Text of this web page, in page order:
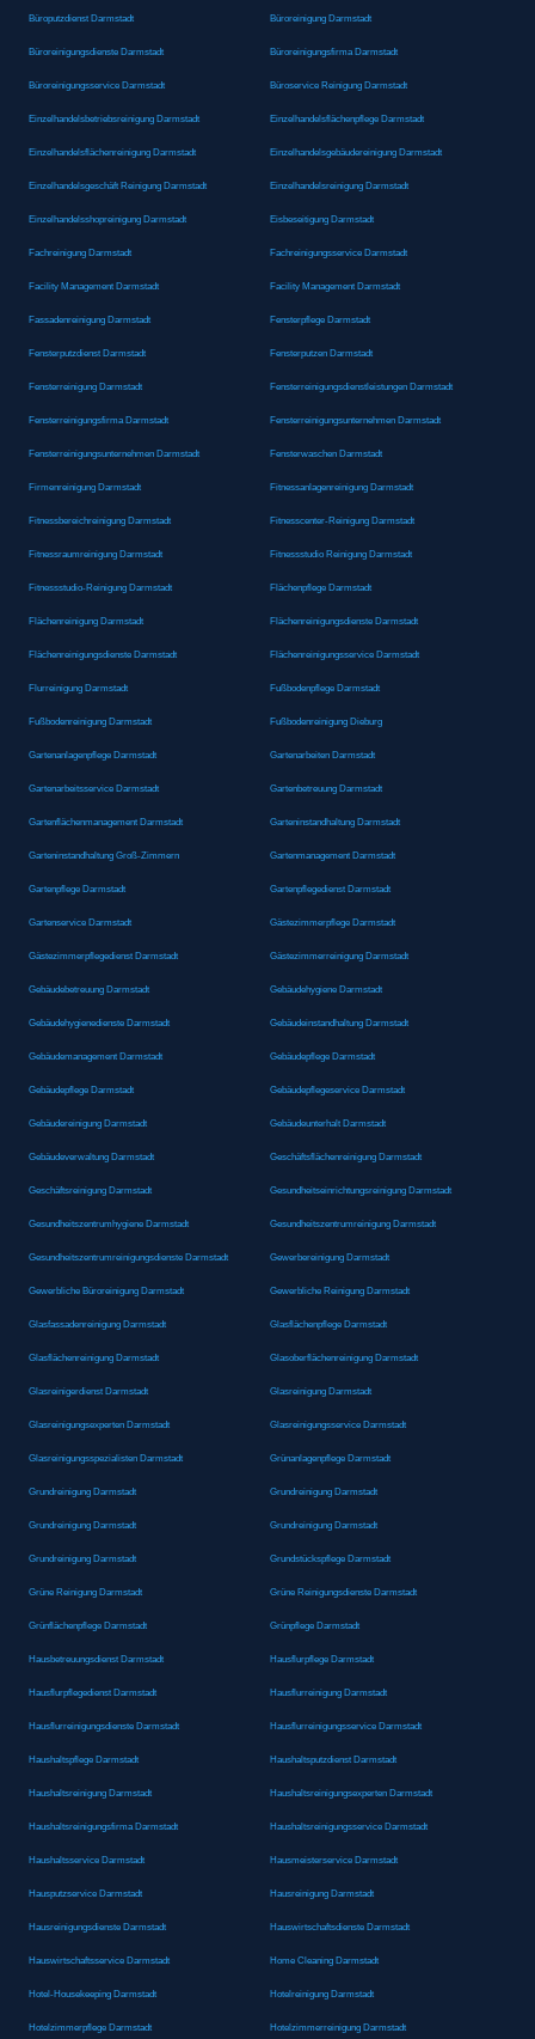
Büroputzdienst Darmstadt Büroreinigung Darmstadt
Büroreinigungsdienste Darmstadt Büroreinigungsfirma Darmstadt
Büroreinigungsservice Darmstadt Büroservice Reinigung Darmstadt
Einzelhandelsbetriebsreinigung Darmstadt Einzelhandelsflächenpflege Darmstadt
Einzelhandelsflächenreinigung Darmstadt Einzelhandelsgebäudereinigung Darmstadt
Einzelhandelsgeschäft Reinigung Darmstadt Einzelhandelsreinigung Darmstadt
Einzelhandelsshopreinigung Darmstadt Eisbeseitigung Darmstadt
Fachreinigung Darmstadt Fachreinigungsservice Darmstadt
Facility Management Darmstadt Facility Management Darmstadt
Fassadenreinigung Darmstadt Fensterpflege Darmstadt
Fensterputzdienst Darmstadt Fensterputzen Darmstadt
Fensterreinigung Darmstadt Fensterreinigungsdienstleistungen Darmstadt
Fensterreinigungsfirma Darmstadt Fensterreinigungsunternehmen Darmstadt
Fensterreinigungsunternehmen Darmstadt Fensterwaschen Darmstadt
Firmenreinigung Darmstadt Fitnessanlagenreinigung Darmstadt
Fitnessbereichreinigung Darmstadt Fitnesscenter-Reinigung Darmstadt
Fitnessraumreinigung Darmstadt Fitnessstudio Reinigung Darmstadt
Fitnessstudio-Reinigung Darmstadt Flächenpflege Darmstadt
Flächenreinigung Darmstadt Flächenreinigungsdienste Darmstadt
Flächenreinigungsdienste Darmstadt Flächenreinigungsservice Darmstadt
Flurreinigung Darmstadt Fußbodenpflege Darmstadt
Fußbodenreinigung Darmstadt Fußbodenreinigung Dieburg
Gartenanlagenpflege Darmstadt Gartenarbeiten Darmstadt
Gartenarbeitsservice Darmstadt Gartenbetreuung Darmstadt
Gartenflächenmanagement Darmstadt Garteninstandhaltung Darmstadt
Garteninstandhaltung Groß-Zimmern Gartenmanagement Darmstadt
Gartenpflege Darmstadt Gartenpflegedienst Darmstadt
Gartenservice Darmstadt Gästezimmerpflege Darmstadt
Gästezimmerpflegedienst Darmstadt Gästezimmerreinigung Darmstadt
Gebäudebetreuung Darmstadt Gebäudehygiene Darmstadt
Gebäudehygienedienste Darmstadt Gebäudeinstandhaltung Darmstadt
Gebäudemanagement Darmstadt Gebäudepflege Darmstadt
Gebäudepflege Darmstadt Gebäudepflegeservice Darmstadt
Gebäudereinigung Darmstadt Gebäudeunterhalt Darmstadt
Gebäudeverwaltung Darmstadt Geschäftsflächenreinigung Darmstadt
Geschäftsreinigung Darmstadt Gesundheitseinrichtungsreinigung Darmstadt
Gesundheitszentrumhygiene Darmstadt Gesundheitszentrumreinigung Darmstadt
Gesundheitszentrumreinigungsdienste Darmstadt Gewerbereinigung Darmstadt
Gewerbliche Büroreinigung Darmstadt Gewerbliche Reinigung Darmstadt
Glasfassadenreinigung Darmstadt Glasflächenpflege Darmstadt
Glasflächenreinigung Darmstadt Glasoberflächenreinigung Darmstadt
Glasreinigerdienst Darmstadt Glasreinigung Darmstadt
Glasreinigungsexperten Darmstadt Glasreinigungsservice Darmstadt
Glasreinigungsspezialisten Darmstadt Grünanlagenpflege Darmstadt
Grundreinigung Darmstadt Grundreinigung Darmstadt
Grundreinigung Darmstadt Grundreinigung Darmstadt
Grundreinigung Darmstadt Grundstückspflege Darmstadt
Grüne Reinigung Darmstadt Grüne Reinigungsdienste Darmstadt
Grünflächenpflege Darmstadt Grünpflege Darmstadt
Hausbetreuungsdienst Darmstadt Hausflurpflege Darmstadt
Hausflurpflegedienst Darmstadt Hausflurreinigung Darmstadt
Hausflurreinigungsdienste Darmstadt Hausflurreinigungsservice Darmstadt
Haushaltspflege Darmstadt Haushaltsputzdienst Darmstadt
Haushaltsreinigung Darmstadt Haushaltsreinigungsexperten Darmstadt
Haushaltsreinigungsfirma Darmstadt Haushaltsreinigungsservice Darmstadt
Haushaltsservice Darmstadt Hausmeisterservice Darmstadt
Hausputzservice Darmstadt Hausreinigung Darmstadt
Hausreinigungsdienste Darmstadt Hauswirtschaftsdienste Darmstadt
Hauswirtschaftsservice Darmstadt Home Cleaning Darmstadt
Hotel-Housekeeping Darmstadt Hotelreinigung Darmstadt
Hotelzimmerpflege Darmstadt Hotelzimmerreinigung Darmstadt